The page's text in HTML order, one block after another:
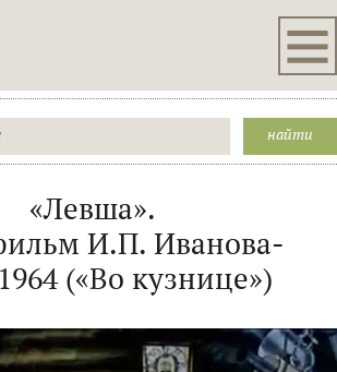
«Левша».
И.П. Иванова-
(«Во кузнице»)